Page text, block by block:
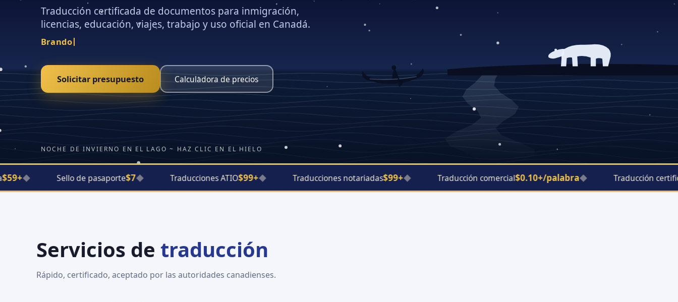
Traducción certificada de documentos para inmigración,
licencias, educación, viajes, trabajo y uso oficial en Canadá.
St
Solicitar presupuesto Calculadora de precios
NOCHE DE INVIERNO EN EL LAGO ~ HAZ CLIC EN EL HIELO
◆ Sello de pasaporte$7◆ Traducciones ATIO$99+◆ Traducciones notariadas$99+◆ Traducción comercial$0.10+/palabra◆ Traducción
Servicios de traducción
Rápido, certificado, aceptado por las autoridades canadienses.